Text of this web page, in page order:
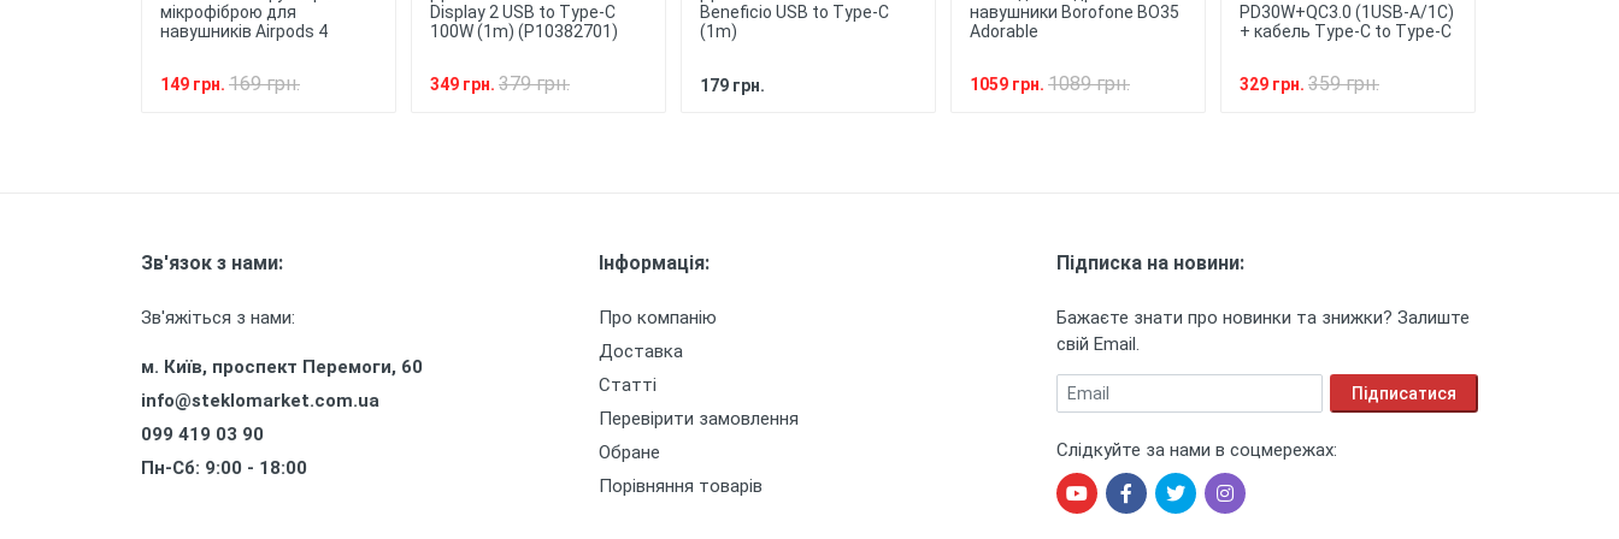
мікрофіброю для
навушників Airpods 4
149 грн. 169 грн.
Display 2 USB to Type-C
100W (1m) (P10382701)
349 грн. 379 грн.
Beneficio USB to Type-C
(1m)
179 грн.
навушники Borofone BO35
Adorable
1059 грн. 1089 грн.
PD30W+QC3.0 (1USB-A/1C)
+ кабель Type-C to Type-C
329 грн. 359 грн.
Зв'язок з нами:
Зв'яжіться з нами:
м. Київ, проспект Перемоги, 60
info@steklomarket.com.ua
099 419 03 90
Пн-Сб: 9:00 - 18:00
Інформація:
Про компанію
Доставка
Статті
Перевірити замовлення
Обране
Порівняння товарів
Підписка на новини:
Бажаєте знати про новинки та знижки? Залиште
свій Email.
Email Підписатися
Слідкуйте за нами в соцмережах: